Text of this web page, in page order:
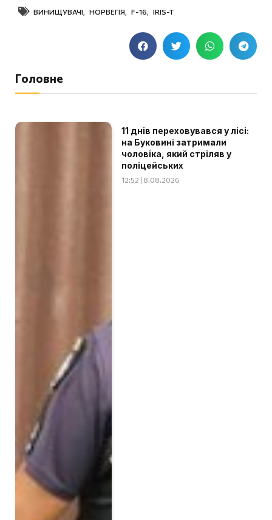
ВИНИЩУВАЧІ НОРВЕГІЯ F-16 IRIS-T
Головне
11 днів переховувався у лісі:
на Буковині затримали
чоловіка, який стріляв у
поліцейських
12:52 | 8.08.2026